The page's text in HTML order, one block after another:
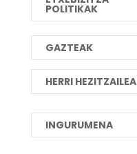
POLITIKAK
GAZTEAK
HERRI HEZITZAILEA
INGURUMENA